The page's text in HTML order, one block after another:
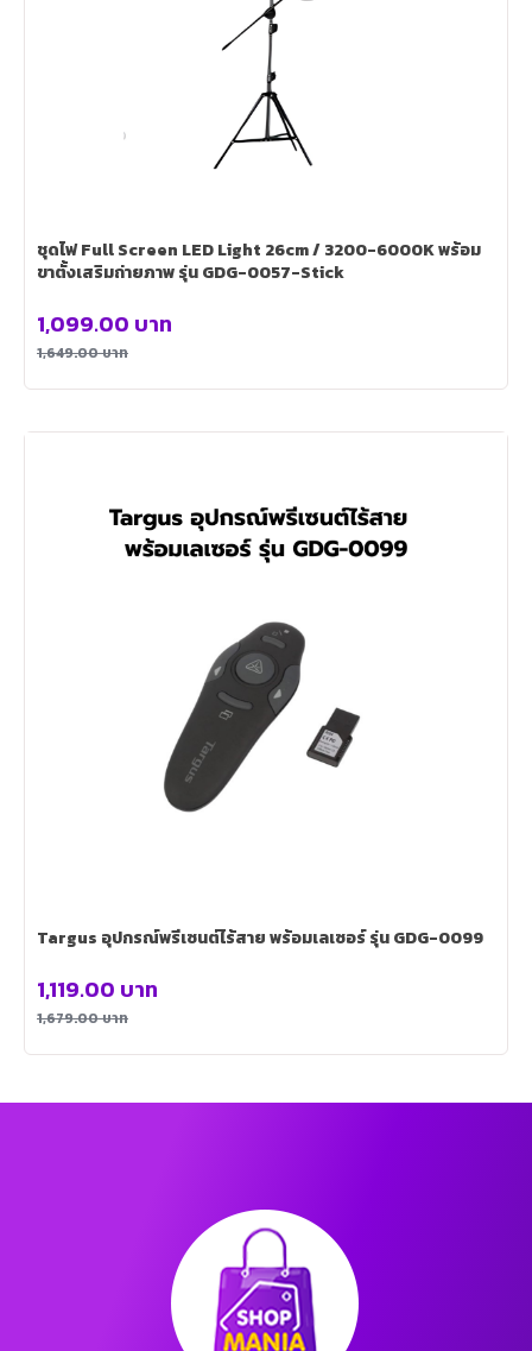
ชุดไฟ Full Screen LED Light 26cm / 3200-6000K พร้อม
ขาตั้งเสริมถ่ายภาพ รุ่น GDG-0057-Stick
1,649.00บาท
1,099.00 บาท
Targus อุปกรณ์พรีเซนต์ไร้สาย พร้อมเลเซอร์ รุ่น GDG-0099
1,679.00บาท
1,119.00 บาท